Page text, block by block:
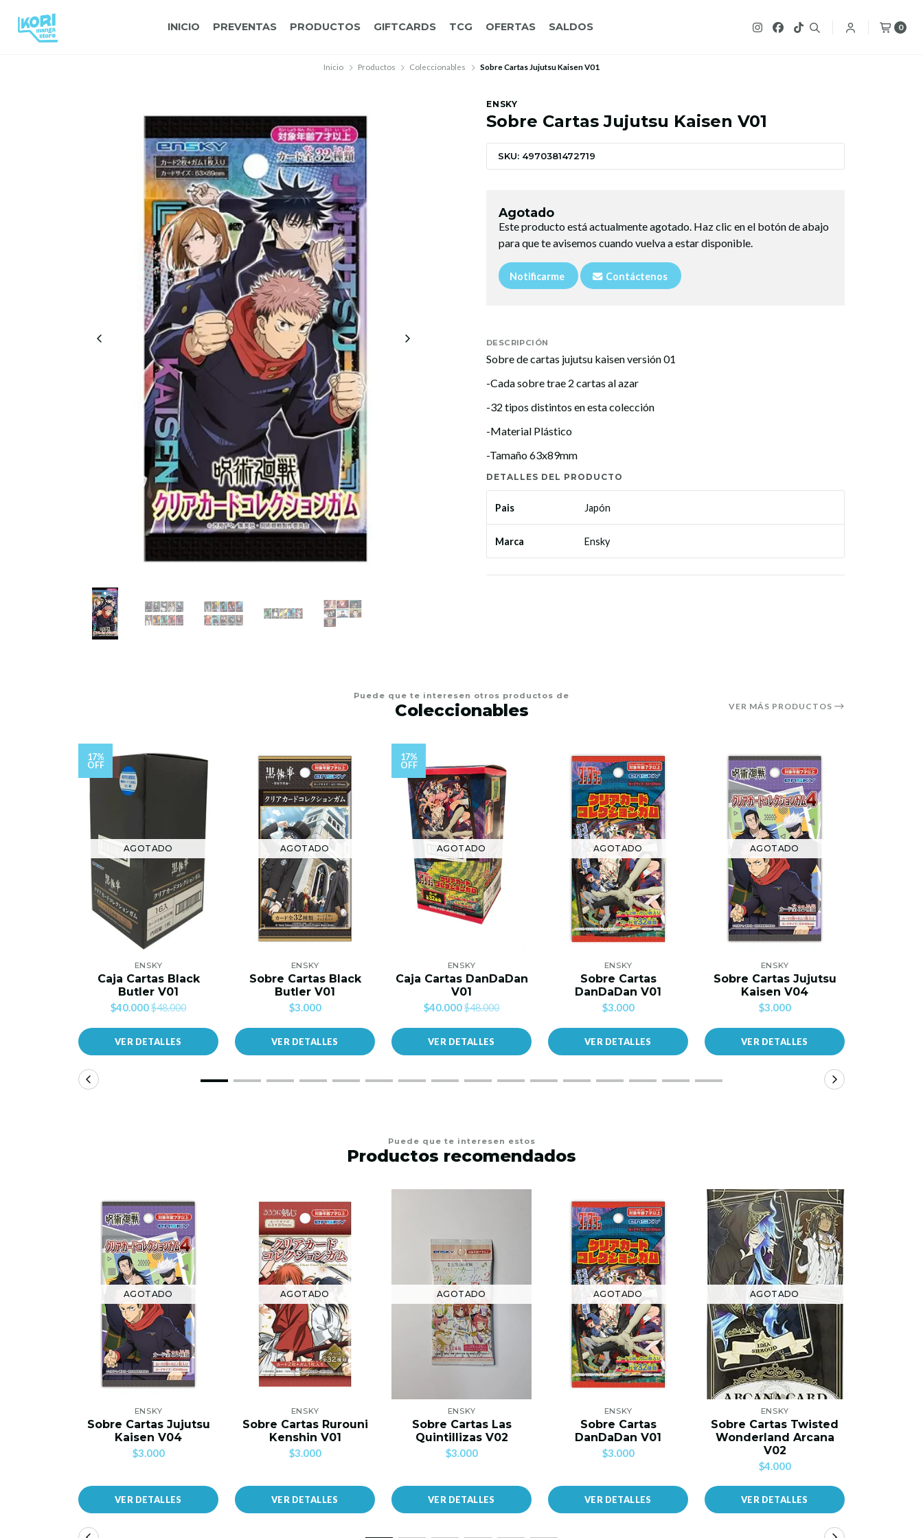
INICIO PREVENTAS PRODUCTOS GIFTCARDS TCG OFERTAS SALDOS 0
Inicio Productos Coleccionables Sobre Cartas Jujutsu Kaisen V01
ENSKY
Sobre Cartas Jujutsu Kaisen V01
SKU: 4970381472719
Agotado
Este producto está actualmente agotado. Haz clic en el botón de abajo
para que te avisemos cuando vuelva a estar disponible.
Notificarme Contáctenos
DESCRIPCIÓN
Sobre de cartas jujutsu kaisen versión 01
-Cada sobre trae 2 cartas al azar
-32 tipos distintos en esta colección
-Material Plástico
-Tamaño 63x89mm
DETALLES DEL PRODUCTO
Pais Japón
Marca Ensky
Puede que te interesen otros productos de
Coleccionables VER MÁS PRODUCTOS
17%
OFF
AGOTADO
ENSKY
Caja Cartas Black
Butler V01
$40.000$48.000
VER DETALLES
AGOTADO
ENSKY
Sobre Cartas Black
Butler V01
$3.000
VER DETALLES
17%
OFF
AGOTADO
ENSKY
Caja Cartas DanDaDan
V01
$40.000$48.000
VER DETALLES
AGOTADO
ENSKY
Sobre Cartas
DanDaDan V01
$3.000
VER DETALLES
AGOTADO
ENSKY
Sobre Cartas Jujutsu
Kaisen V04
$3.000
VER DETALLES
Puede que te interesen estos
Productos recomendados
AGOTADO
ENSKY
Sobre Cartas Jujutsu
Kaisen V04
$3.000
VER DETALLES
AGOTADO
ENSKY
Sobre Cartas Rurouni
Kenshin V01
$3.000
VER DETALLES
AGOTADO
ENSKY
Sobre Cartas Las
Quintillizas V02
$3.000
VER DETALLES
AGOTADO
ENSKY
Sobre Cartas
DanDaDan V01
$3.000
VER DETALLES
AGOTADO
ENSKY
Sobre Cartas Twisted
Wonderland Arcana
V02
$4.000
VER DETALLES